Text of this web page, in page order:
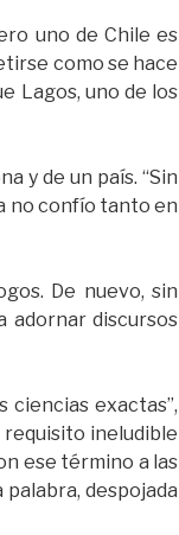
uno de Chile es
como se hace
Lagos, uno de los
y de un país. “Sin
no confío tanto en
De nuevo, sin
adornar discursos
exactas”,
requisito ineludible
ese término a las
despojada